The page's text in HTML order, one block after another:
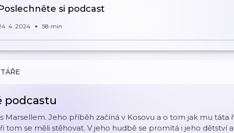
si podcast
4. 2024 58 min
podcastu
Marsellem. Jeho příběh začíná v Kosovu a o tom jak mu táta
tom se měli stěhovat. V jeho hudbě se promítá i jeho dětství